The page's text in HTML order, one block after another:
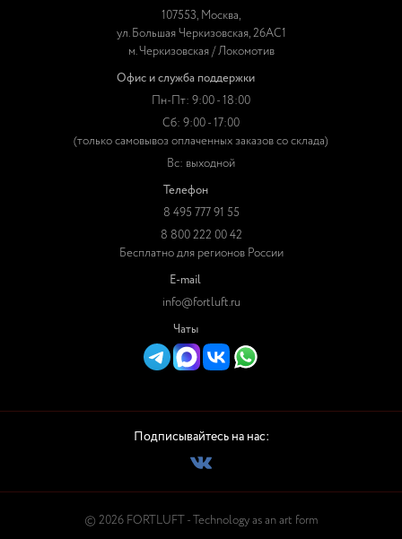
107553, Москва,
ул. Большая Черкизовская, 26АС1
м. Черкизовская / Локомотив
Офис и служба поддержки
Пн-Пт: 9:00 - 18:00
Сб: 9:00 - 17:00
(только самовывоз оплаченных заказов со склада)
Вс: выходной
Телефон
8 495 777 91 55
8 800 222 00 42
Бесплатно для регионов России
E-mail
info@fortluft.ru
Чаты
Подписывайтесь на нас:
© 2026 FORTLUFT - Technology as an art form